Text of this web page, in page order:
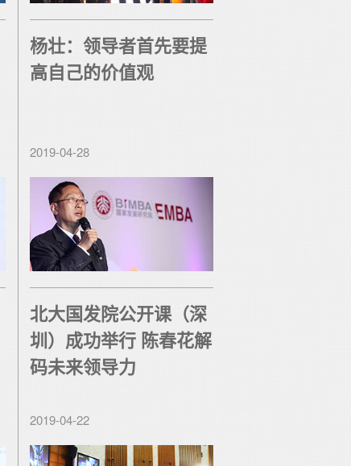
杨壮：领导者首先要提
高自己的价值观
2019-04-28
北大国发院公开课（深
圳）成功举行 陈春花解
码未来领导力
2019-04-22